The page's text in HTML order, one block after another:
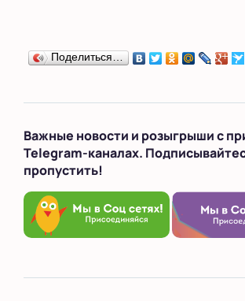
Поделиться…
Важные новости и розыгрыши с
Telegram-каналах.
пропустить!